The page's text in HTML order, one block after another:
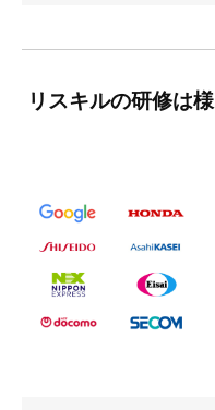
リスキルの研修は